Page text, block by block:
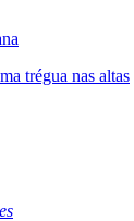
trégua nas altas